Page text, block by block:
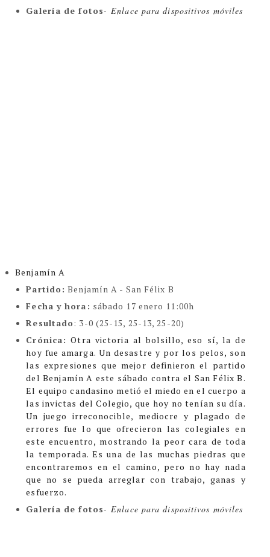
Galería de fotos-Enlace para dispositivos móviles
Benjamín A
Partido: Benjamín A - San Félix B
Fecha y hora: sábado 17 enero 11:00h
Resultado: 3-0 (25-15, 25-13, 25-20)
Crónica: Otra victoria al bolsillo, eso sí, la de
hoy fue amarga. Un desastre y por los pelos, son
las expresiones que mejor definieron el partido
del Benjamín A este sábado contra el San Félix B.
El equipo candasino metió el miedo en el cuerpo a
las invictas del Colegio, que hoy no tenían su día.
Un juego irreconocible, mediocre y plagado de
errores fue lo que ofrecieron las colegiales en
este encuentro, mostrando la peor cara de toda
la temporada. Es una de las muchas piedras que
encontraremos en el camino, pero no hay nada
que no se pueda arreglar con trabajo, ganas y
esfuerzo.
Galería de fotos-Enlace para dispositivos móviles